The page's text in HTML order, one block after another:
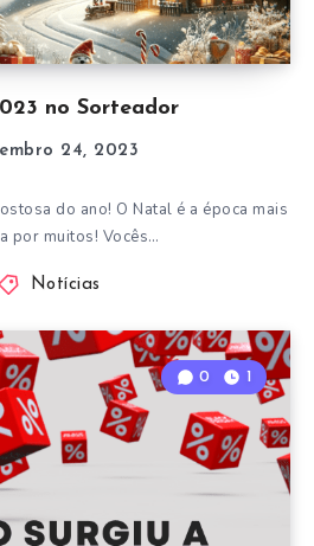
no Sorteador
24, 2023
do ano! O Natal é a época mais
por muitos! Vocês…
Notícias
0 1